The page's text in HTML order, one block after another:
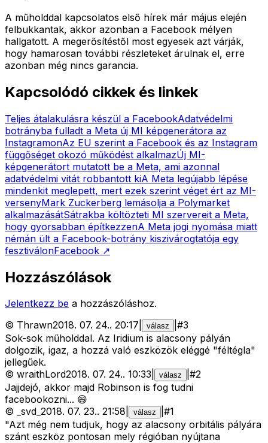
A műholddal kapcsolatos első hírek már május elején
felbukkantak, akkor azonban a Facebook mélyen
hallgatott. A megerősítéstől most egyesek azt várják,
hogy hamarosan további részleteket árulnak el, erre
azonban még nincs garancia.
Kapcsolódó cikkek és linkek
Teljes átalakulásra készül a FacebookAdatvédelmi
botrányba fulladt a Meta új MI képgenerátora az
InstagramonAz EU szerint a Facebook és az Instagram
függőséget okozó működést alkalmazÚj MI-
képgenerátort mutatott be a Meta, ami azonnal
adatvédelmi vitát robbantott kiA Meta legújabb lépése
mindenkit meglepett, mert ezek szerint véget ért az MI-
versenyMark Zuckerberg lemásolja a Polymarket
alkalmazásátSátrakba költözteti MI szervereit a Meta,
hogy gyorsabban építkezzenA Meta jogi nyomása miatt
némán ült a Facebook-botrány kiszivárogtatója egy
fesztiválonFacebook ↗
Hozzászólások
Jelentkezz be a hozzászóláshoz.
© Thrawn2018. 07. 24.. 20:17 válasz #3
Sok-sok műholddal. Az Iridium is alacsony pályán
dolgozik, igaz, a hozzá való eszközök eléggé "féltégla"
jellegűek.
© wraithLord2018. 07. 24.. 10:33 válasz #2
Jajjdejó, akkor majd Robinson is fog tudni
facebookozni... 😄
©
_svd_ 2018. 07. 23.. 21:58 válasz #1
"Azt még nem tudjuk, hogy az alacsony orbitális pályára
szánt eszköz pontosan mely régióban nyújtana